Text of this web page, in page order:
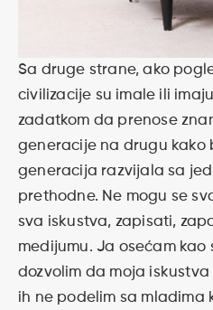
Sa druge strane, ako
civilizacije su imale ili
zadatkom da prenose
generacije na drugu kako
generacija razvijala sa
prethodne. Ne mogu se
sva iskustva, zapisati,
medijumu. Ja osećam
dozvolim da moja
ih ne podelim sa mladima